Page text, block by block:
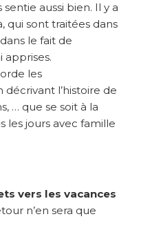
sentie aussi bien. Il y a
qui sont traitées dans
le fait de
apprises.
les
décrivant l’histoire de
… que se soit à la
les jours avec famille
vers les vacances
n’en sera que